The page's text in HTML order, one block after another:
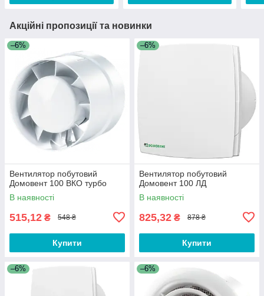
Акційні пропозиції та новинки
–6%
Вентилятор побутовий
Домовент 100 ВКО турбо
В наявності
515,12 ₴ 548 ₴
Купити
–6%
Вентилятор побутовий
Домовент 100 ЛД
В наявності
825,32 ₴ 878 ₴
Купити
–6% –6%